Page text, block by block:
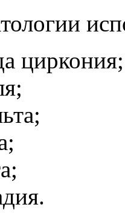
циркония;